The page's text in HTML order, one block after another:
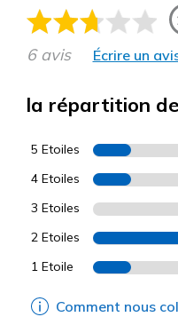
6 avis Écrire un
la répartition
5 Etoiles
4 Etoiles
3 Etoiles
2 Etoiles
1 Etoile
Comment nous